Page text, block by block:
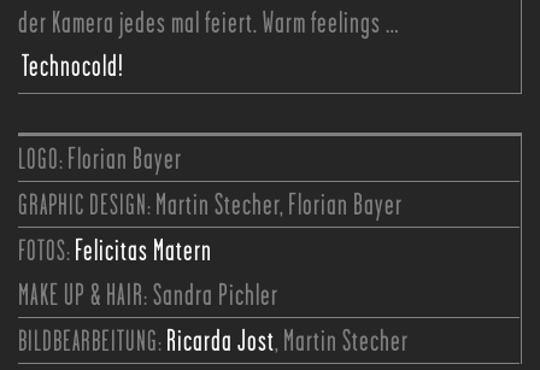
der Kamera jedes mal feiert. Warm feelings …
Technocold!
LOGO:Florian Bayer
GRAPHIC DESIGN:Martin Stecher, Florian Bayer
FOTOS:Felicitas Matern
MAKE UP & HAIR: Sandra Pichler
BILDBEARBEITUNG:Ricarda Jost, Martin Stecher